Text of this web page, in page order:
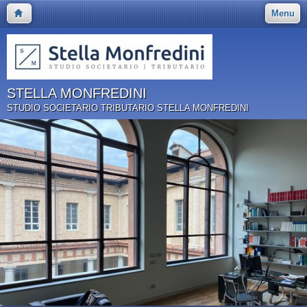
Menu
STELLA MONFREDINI
STUDIO SOCIETARIO TRIBUTARIO STELLA MONFREDINI